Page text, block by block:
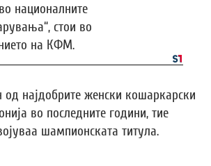
националните
стои во
на КФМ.
од најдобрите женски кошаркарски
во последните години, тие
шампионската титула.